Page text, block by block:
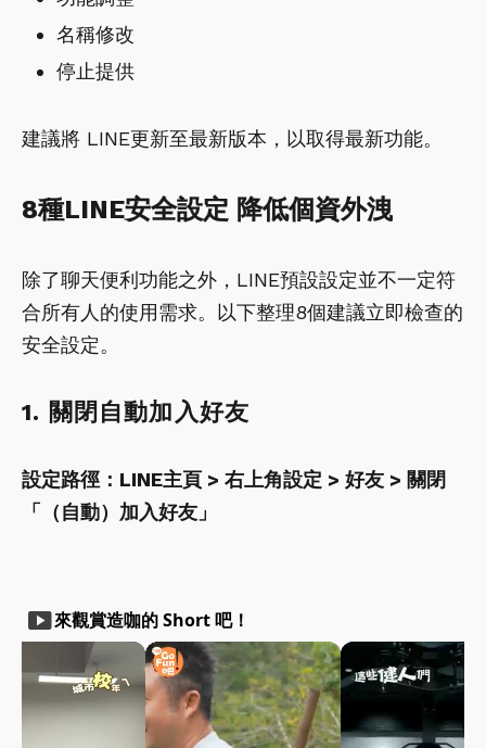
名稱修改
停止提供
建議將 LINE更新至最新版本，以取得最新功能。
8種LINE安全設定 降低個資外洩
除了聊天便利功能之外，LINE預設設定並不一定符
合所有人的使用需求。以下整理8個建議立即檢查的
安全設定。
1. 關閉自動加入好友
設定路徑：LINE主頁 > 右上角設定 > 好友 > 關閉
「（自動）加入好友」
smart_display來觀賞造咖的 Short 吧！